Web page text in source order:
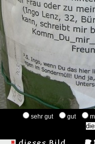
sehr gut gut